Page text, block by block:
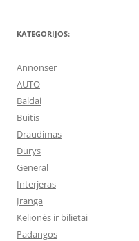
KATEGORIJOS:
Annonser
AUTO
Baldai
Buitis
Draudimas
Durys
General
Interjeras
Įranga
Kelionės ir bilietai
Padangos